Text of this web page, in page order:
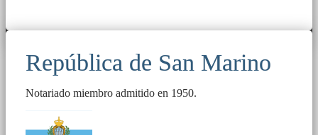
República de San Marino
Notariado miembro admitido en 1950.